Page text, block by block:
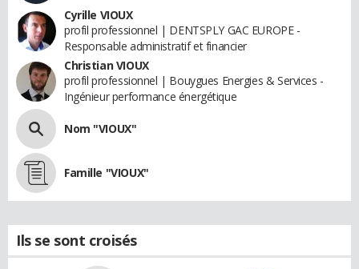
Cyrille VIOUX
profil professionnel | DENTSPLY GAC EUROPE -
Responsable administratif et financier
Christian VIOUX
profil professionnel | Bouygues Energies & Services -
Ingénieur performance énergétique
Nom "VIOUX"
Famille "VIOUX"
Ils se sont croisés